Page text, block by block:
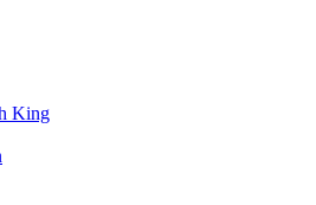
King